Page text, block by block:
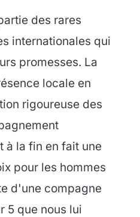
des rares
internationales qui
promesses. La
locale en
rigoureuse des
à la fin en fait une
pour les hommes
d'une compagne
5 que nous lui